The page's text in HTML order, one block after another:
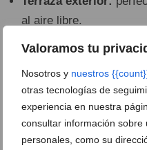
Valoramos tu
Nosotros y nuestros
otras tecnologías de
experiencia en nuestra
consultar información
personales, como su
al aire libre.
experiencia más íntima.
Salón interior:donde
actuaciones en vivo.
Además, ofrecen